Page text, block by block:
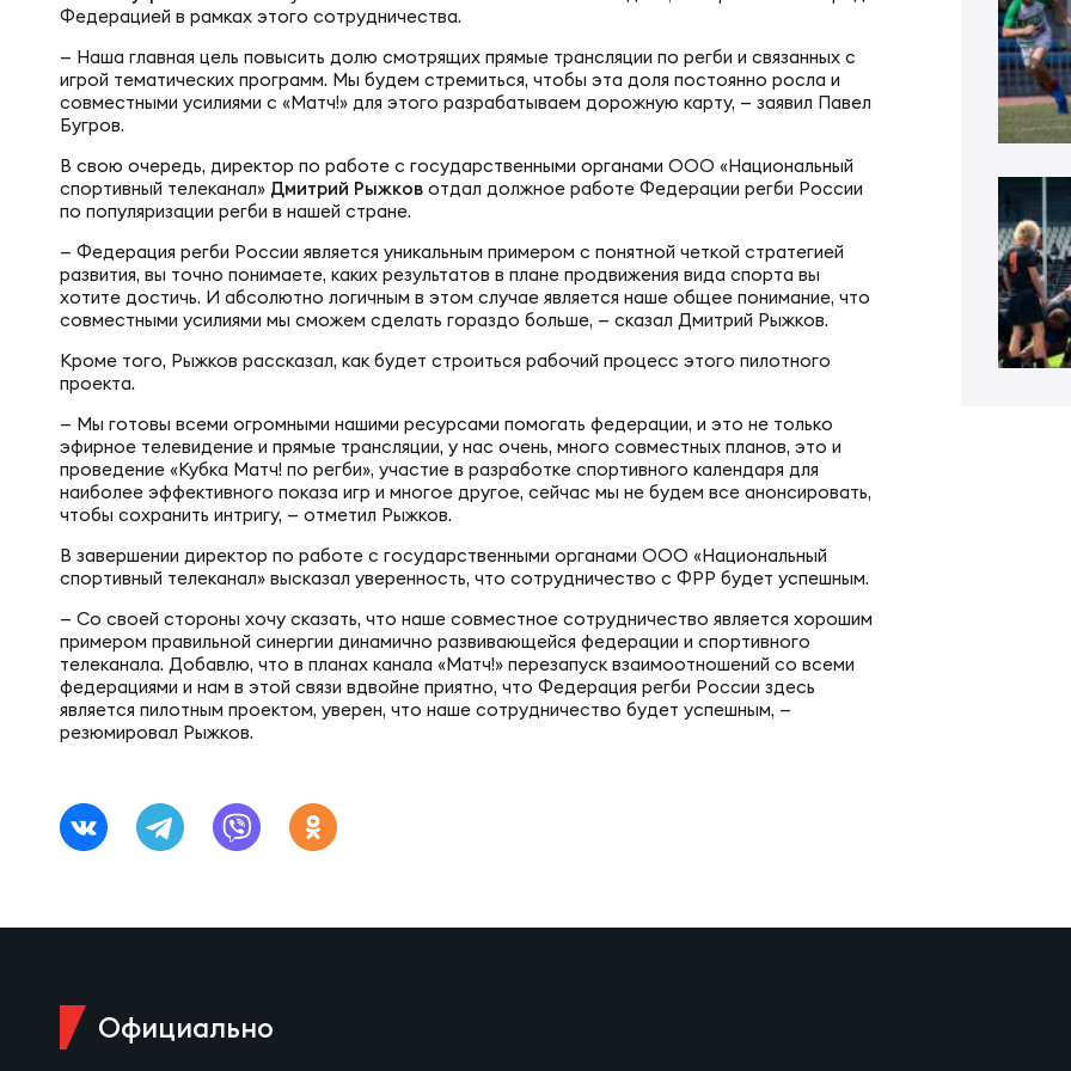
Финал ФРЛ-7
ЖЕНСКИЕ
Чемпионат России по регби
Чемпионат России по регби-7
Кубок России по регби-7
Первенство России U20 по регби-7
Первенство России U19 по регби-7
Детско-юношеское регби
Студенческое регби
Регби в армии и силовых структурах
Всероссийская коллегия судей
Судьи
Фонд развития детского регби
Федерацией в рамках этого сотрудничества.
— Наша главная цель повысить долю смотрящих прямые трансляции по регби и связанных с
игрой тематических программ. Мы будем стремиться, чтобы эта доля постоянно росла и
совместными усилиями с «Матч!» для этого разрабатываем дорожную карту, — заявил Павел
Бугров.
В свою очередь, директор по работе с государственными органами ООО «Национальный
спортивный телеканал» Дмитрий Рыжков отдал должное работе Федерации регби России
по популяризации регби в нашей стране.
— Федерация регби России является уникальным примером с понятной четкой стратегией
развития, вы точно понимаете, каких результатов в плане продвижения вида спорта вы
хотите достичь. И абсолютно логичным в этом случае является наше общее понимание, что
совместными усилиями мы сможем сделать гораздо больше, — сказал Дмитрий Рыжков.
Кроме того, Рыжков рассказал, как будет строиться рабочий процесс этого пилотного
проекта.
— Мы готовы всеми огромными нашими ресурсами помогать федерации, и это не только
эфирное телевидение и прямые трансляции, у нас очень, много совместных планов, это и
проведение «Кубка Матч! по регби», участие в разработке спортивного календаря для
наиболее эффективного показа игр и многое другое, сейчас мы не будем все анонсировать,
чтобы сохранить интригу, — отметил Рыжков.
В завершении директор по работе с государственными органами ООО «Национальный
спортивный телеканал» высказал уверенность, что сотрудничество с ФРР будет успешным.
— Со своей стороны хочу сказать, что наше совместное сотрудничество является хорошим
примером правильной синергии динамично развивающейся федерации и спортивного
телеканала. Добавлю, что в планах канала «Матч!» перезапуск взаимоотношений со всеми
федерациями и нам в этой связи вдвойне приятно, что Федерация регби России здесь
является пилотным проектом, уверен, что наше сотрудничество будет успешным, —
резюмировал Рыжков.
Официально